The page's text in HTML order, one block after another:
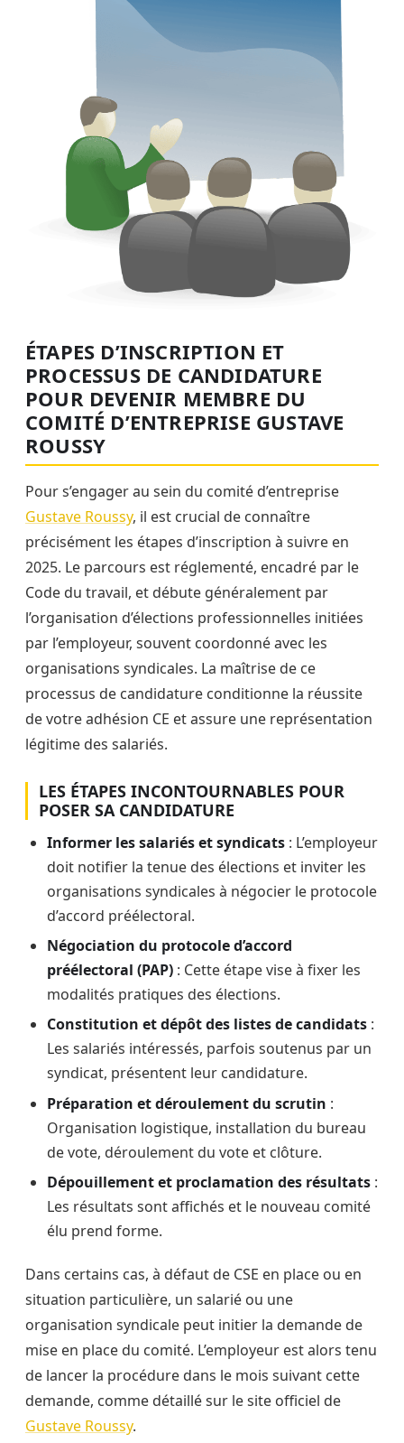
ÉTAPES D’INSCRIPTION ET
PROCESSUS DE CANDIDATURE
POUR DEVENIR MEMBRE DU
COMITÉ D’ENTREPRISE GUSTAVE
ROUSSY
Pour s’engager au sein du comité d’entreprise
Gustave Roussy, il est crucial de connaître
précisément les étapes d’inscription à suivre en
2025. Le parcours est réglementé, encadré par le
Code du travail, et débute généralement par
l’organisation d’élections professionnelles initiées
par l’employeur, souvent coordonné avec les
organisations syndicales. La maîtrise de ce
processus de candidature conditionne la réussite
de votre adhésion CE et assure une représentation
légitime des salariés.
LES ÉTAPES INCONTOURNABLES POUR
POSER SA CANDIDATURE
Informer les salariés et syndicats : L’employeur
doit notifier la tenue des élections et inviter les
organisations syndicales à négocier le protocole
d’accord préélectoral.
Négociation du protocole d’accord
préélectoral (PAP) : Cette étape vise à fixer les
modalités pratiques des élections.
Constitution et dépôt des listes de candidats :
Les salariés intéressés, parfois soutenus par un
syndicat, présentent leur candidature.
Préparation et déroulement du scrutin :
Organisation logistique, installation du bureau
de vote, déroulement du vote et clôture.
Dépouillement et proclamation des résultats :
Les résultats sont affichés et le nouveau comité
élu prend forme.
Dans certains cas, à défaut de CSE en place ou en
situation particulière, un salarié ou une
organisation syndicale peut initier la demande de
mise en place du comité. L’employeur est alors tenu
de lancer la procédure dans le mois suivant cette
demande, comme détaillé sur le site officiel de
Gustave Roussy.